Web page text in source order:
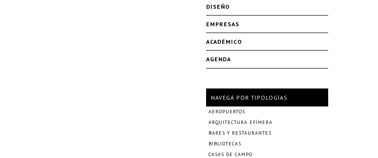
DISEÑO
EMPRESAS
ACADÉMICO
AGENDA
NAVEGÁ POR TIPOLOGÍAS
AEROPUERTOS
ARQUITECTURA EFÍMERA
BARES Y RESTAURANTES
BIBLIOTECAS
CASAS DE CAMPO